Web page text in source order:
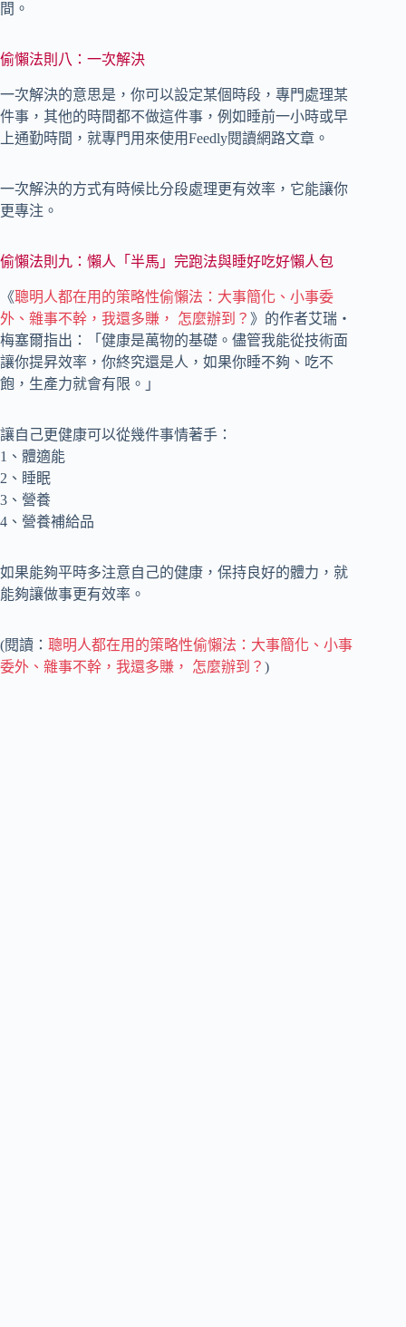
間。
偷懶法則八：一次解決
一次解決的意思是，你可以設定某個時段，專門處理某
件事，其他的時間都不做這件事，例如睡前一小時或早
上通勤時間，就專門用來使用Feedly閱讀網路文章。
一次解決的方式有時候比分段處理更有效率，它能讓你
更專注。
偷懶法則九：懶人「半馬」完跑法與睡好吃好懶人包
《聰明人都在用的策略性偷懶法：大事簡化、小事委
外、雜事不幹，我還多賺， 怎麼辦到？ 》的作者艾瑞‧
梅塞爾指出：「健康是萬物的基礎。儘管我能從技術面
讓你提昇效率，你終究還是人，如果你睡不夠、吃不
飽，生產力就會有限。」
讓自己更健康可以從幾件事情著手：
1、體適能
2、睡眠
3、營養
4、營養補給品
如果能夠平時多注意自己的健康，保持良好的體力，就
能夠讓做事更有效率。
(閱讀： 聰明人都在用的策略性偷懶法：大事簡化、小事
委外、雜事不幹，我還多賺， 怎麼辦到？ )